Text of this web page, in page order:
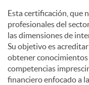
Esta certificación, que
profesionales del
las dimensiones de
Su objetivo es
obtener
competencias
financiero enfocado a